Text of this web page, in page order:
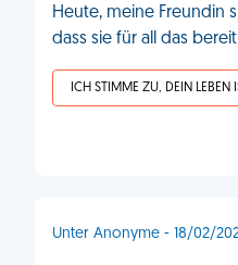
Heute, meine Freundin
dass sie für all das
Unter Anonyme - 18/02/